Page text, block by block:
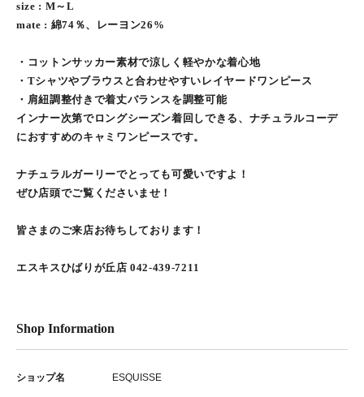
size : M～L
mate : 綿74％、レーヨン26%
・コットンサッカー素材で涼しく軽やかな着心地
・Tシャツやブラウスと合わせやすいレイヤードワンピース
・肩紐調整付きで着丈バランスを調整可能
インナー次第でロングシーズン着回しできる、ナチュラルコーデ
におすすめのキャミワンピースです。
ナチュラルガーリーでとっても可愛いですよ！
ぜひ店頭でご覧くださいませ！
皆さまのご来店お待ちしております！
エスキスひばりが丘店 042-439-7211
Shop Information
ショップ名 ESQUISSE